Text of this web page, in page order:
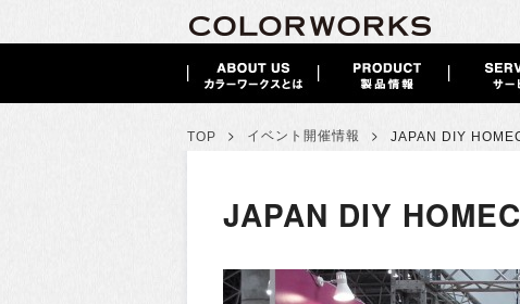
TOP > イベント開催情報 > JAPAN DIY
JAPAN DIY